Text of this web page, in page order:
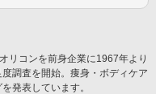
リコンを前身企業に1967年より
調査を開始。痩身・ボディケア
発表しています。